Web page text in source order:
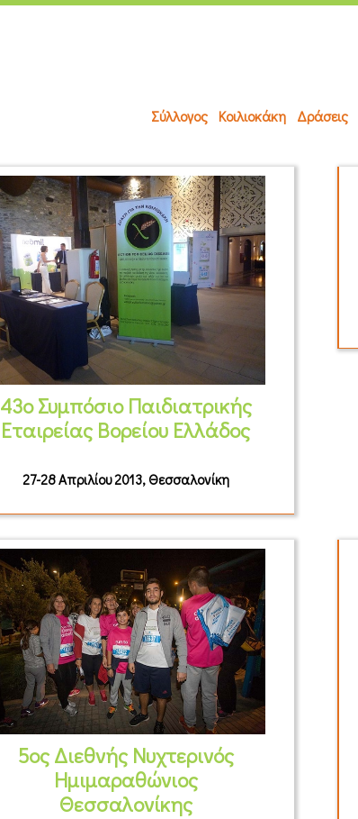
Σύλλογος Κοιλιοκάκη Δράσεις
43ο Συμπόσιο Παιδιατρικής
Εταιρείας Βορείου Ελλάδος
27-28 Απριλίου 2013, Θεσσαλονίκη
5ος Διεθνής Νυχτερινός
Ημιμαραθώνιος
Θεσσαλονίκης